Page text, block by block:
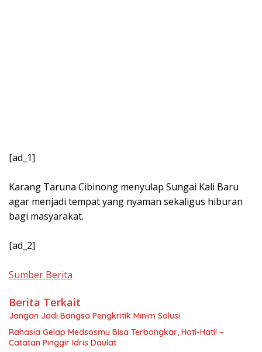
[ad_1]
Karang Taruna Cibinong menyulap Sungai Kali Baru
agar menjadi tempat yang nyaman sekaligus hiburan
bagi masyarakat.
[ad_2]
Sumber Berita
Berita Terkait
Jangan Jadi Bangsa Pengkritik Minim Solusi
Rahasia Gelap Medsosmu Bisa Terbongkar, Hati-Hati! –
Catatan Pinggir Idris Daulat